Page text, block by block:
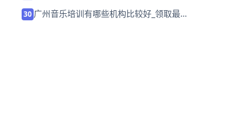
30 广州音乐培训有哪些机构比较好_领取最